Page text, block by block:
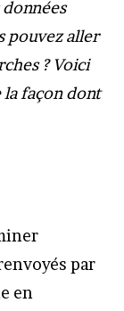
données
pouvez aller
? Voici
la façon dont
par
en